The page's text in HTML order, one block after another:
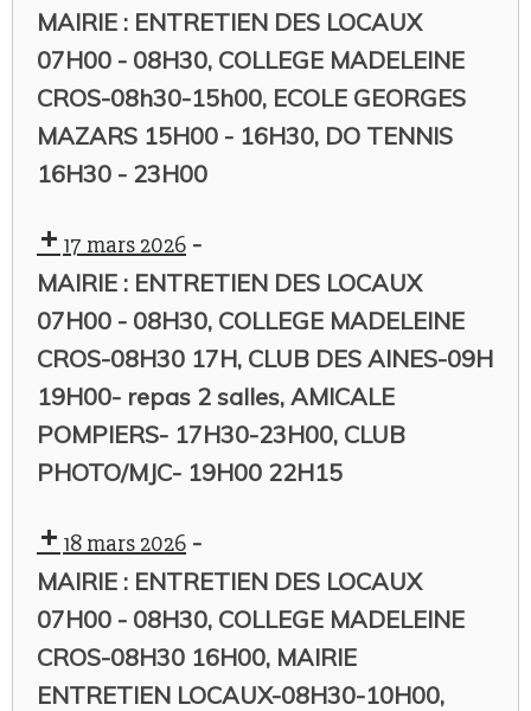
MAIRIE : ENTRETIEN DES LOCAUX
07H00 - 08H30, COLLEGE MADELEINE
CROS-08h30-15h00, ECOLE GEORGES
MAZARS 15H00 - 16H30, DO TENNIS
16H30 - 23H00
17 mars 2026 -
MAIRIE : ENTRETIEN DES LOCAUX
07H00 - 08H30, COLLEGE MADELEINE
CROS-08H30 17H, CLUB DES AINES-09H
19H00- repas 2 salles, AMICALE
POMPIERS- 17H30-23H00, CLUB
PHOTO/MJC- 19H00 22H15
18 mars 2026 -
MAIRIE : ENTRETIEN DES LOCAUX
07H00 - 08H30, COLLEGE MADELEINE
CROS-08H30 16H00, MAIRIE
ENTRETIEN LOCAUX-08H30-10H00,